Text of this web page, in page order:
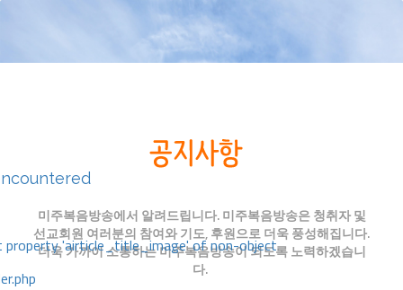
property 'airticle_title_image' of non-object
미주복음방송에서 알려드립니다. 미주복음방송은 청취자 및
선교회원 여러분의 참여와 기도, 후원으로 더욱 풍성해집니다.
더욱 가까이 소통하는 미주복음방송이 되도록 노력하겠습니
다.